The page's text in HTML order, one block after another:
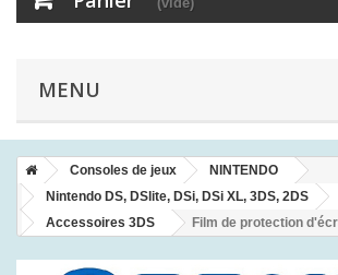
MENU
Consoles de jeux
NINTENDO
Nintendo DS, DSlite, DSi, DSi XL, 3DS, 2DS
Accessoires 3DS
Film de protection